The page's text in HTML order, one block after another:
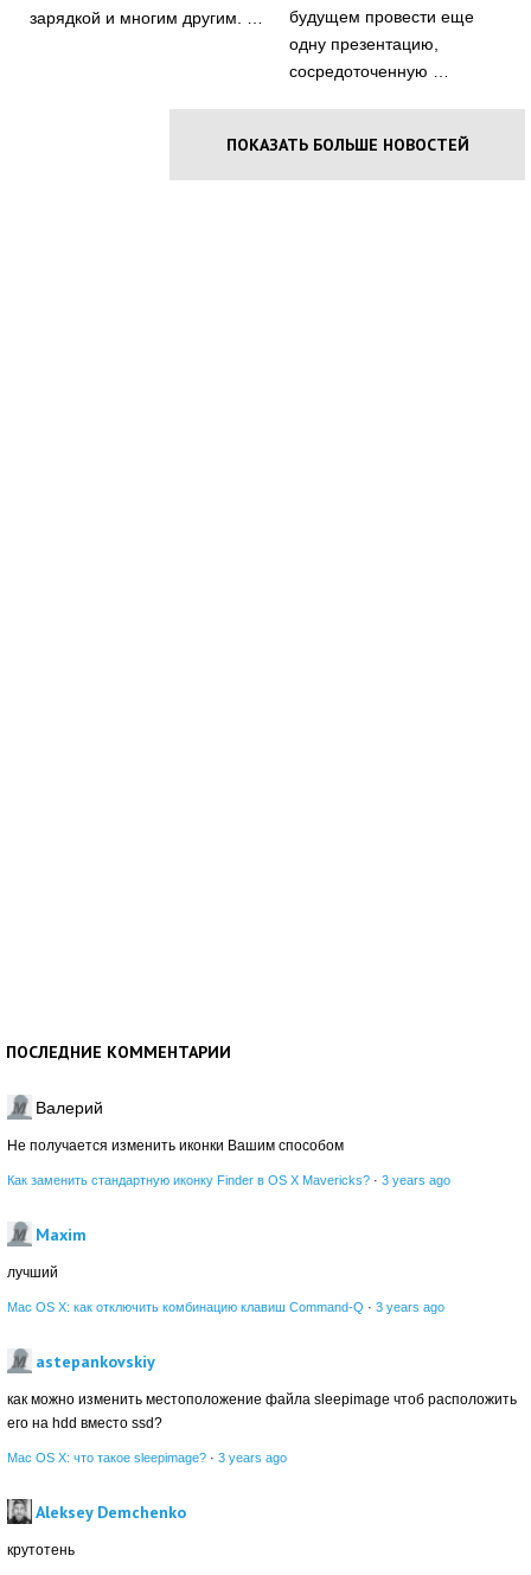
зарядкой и многим другим. …
будущем провести еще
одну презентацию,
сосредоточенную …
ПОКАЗАТЬ БОЛЬШЕ НОВОСТЕЙ
ПОСЛЕДНИЕ КОММЕНТАРИИ
Валерий
Не получается изменить иконки Вашим способом
Как заменить стандартную иконку Finder в OS X Mavericks? · 3 years ago
Maxim
лучший
Mac OS X: как отключить комбинацию клавиш Command-Q · 3 years ago
astepankovskiy
как можно изменить местоположение файла sleepimage чтоб расположить
его на hdd вместо ssd?
Mac OS X: что такое sleepimage? · 3 years ago
Aleksey Demchenko
крутотень